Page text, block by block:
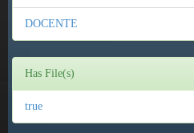
DOCENTE
Has File(s)
true